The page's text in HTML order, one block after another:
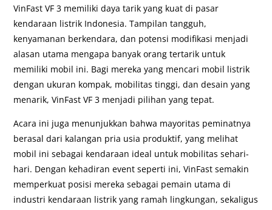
VinFast VF 3 memiliki daya tarik yang kuat di pasar
kendaraan listrik Indonesia. Tampilan tangguh,
kenyamanan berkendara, dan potensi modifikasi menjadi
alasan utama mengapa banyak orang tertarik untuk
memiliki mobil ini. Bagi mereka yang mencari mobil listrik
dengan ukuran kompak, mobilitas tinggi, dan desain yang
menarik, VinFast VF 3 menjadi pilihan yang tepat.
Acara ini juga menunjukkan bahwa mayoritas peminatnya
berasal dari kalangan pria usia produktif, yang melihat
mobil ini sebagai kendaraan ideal untuk mobilitas sehari-
hari. Dengan kehadiran event seperti ini, VinFast semakin
memperkuat posisi mereka sebagai pemain utama di
industri kendaraan listrik yang ramah lingkungan, sekaligus